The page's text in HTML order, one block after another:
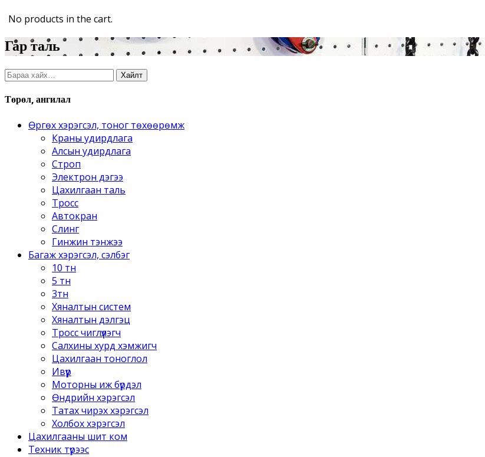
No products in the cart.
гар таль
Хайлт: Хайлт
Төрөл, ангилал
Өргөх хэрэгсэл, тоног төхөөрөмж
Краны удирдлага
Алсын удирдлага
Строп
Электрон дэгээ
Цахилгаан таль
Тросс
Автокран
Слинг
Гинжин тэнжээ
Багаж хэрэгсэл, сэлбэг
10 тн
5 тн
3тн
Хяналтын систем
Хяналтын дэлгэц
Тросс чиглүүлэгч
Салхины хурд хэмжигч
Цахилгаан тоноглол
Ивүүр
Моторны иж бүрдэл
Өндрийн хэрэгсэл
Татах чирэх хэрэгсэл
Холбох хэрэгсэл
Цахилгааны шит ком
Техник түрээс